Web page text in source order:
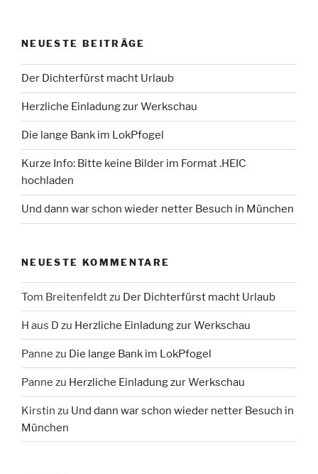
NEUESTE BEITRÄGE
Der Dichterfürst macht Urlaub
Herzliche Einladung zur Werkschau
Die lange Bank im LokPfogel
Kurze Info: Bitte keine Bilder im Format .HEIC
hochladen
Und dann war schon wieder netter Besuch in München
NEUESTE KOMMENTARE
Tom Breitenfeldtzu Der Dichterfürst macht Urlaub
H aus D zu Herzliche Einladung zur Werkschau
Panne zu Die lange Bank im LokPfogel
Panne zu Herzliche Einladung zur Werkschau
Kirstin zu Und dann war schon wieder netter Besuch in
München